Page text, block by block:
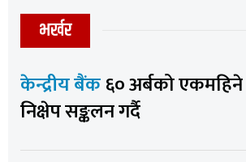
भर्खर
केन्द्रीय बैंक६० अर्बको एकमहिने
निक्षेप सङ्कलन गर्दै